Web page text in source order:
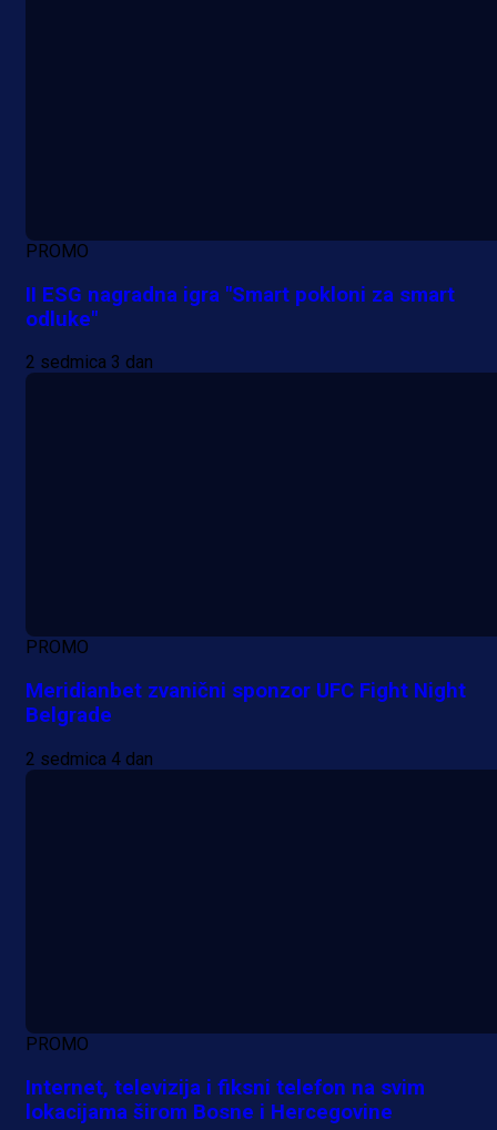
PROMO
II ESG nagradna igra "Smart pokloni za smart
odluke"
2 sedmica 3 dan
PROMO
Meridianbet zvanični sponzor UFC Fight Night
Belgrade
2 sedmica 4 dan
PROMO
Internet, televizija i fiksni telefon na svim
lokacijama širom Bosne i Hercegovine